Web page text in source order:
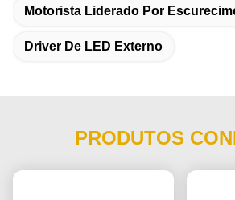
Motorista Liderado Por
Driver De LED Externo
PRODUTOS